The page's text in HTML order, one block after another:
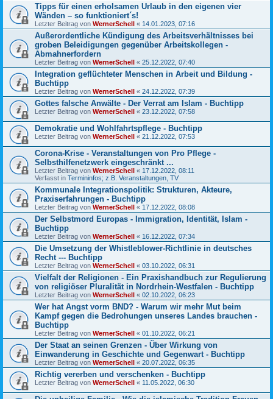
Tipps für einen erholsamen Urlaub in den eigenen vier
Wänden – so funktioniert´s!
Letzter Beitrag von WernerSchell « 14.01.2023, 07:16
Außerordentliche Kündigung des Arbeitsverhältnisses bei
groben Beleidigungen gegenüber Arbeitskollegen -
Abmahnerfordern
Letzter Beitrag von WernerSchell « 25.12.2022, 07:40
Integration geflüchteter Menschen in Arbeit und Bildung -
Buchtipp
Letzter Beitrag von WernerSchell « 24.12.2022, 07:39
Gottes falsche Anwälte - Der Verrat am Islam - Buchtipp
Letzter Beitrag von WernerSchell « 23.12.2022, 07:58
Demokratie und Wohlfahrtspflege - Buchtipp
Letzter Beitrag von WernerSchell « 21.12.2022, 07:53
Corona-Krise - Veranstaltungen von Pro Pflege -
Selbsthilfenetzwerk eingeschränkt ...
Letzter Beitrag von WernerSchell « 17.12.2022, 08:11
Verfasst in Termininfos; z.B. Veranstaltungen, TV
Kommunale Integrationspolitik: Strukturen, Akteure,
Praxiserfahrungen - Buchtipp
Letzter Beitrag von WernerSchell « 17.12.2022, 08:08
Der Selbstmord Europas - Immigration, Identität, Islam -
Buchtipp
Letzter Beitrag von WernerSchell « 16.12.2022, 07:34
Die Umsetzung der Whistleblower-Richtlinie in deutsches
Recht --- Buchtipp
Letzter Beitrag von WernerSchell « 03.10.2022, 06:31
Vielfalt der Religionen - Ein Praxishandbuch zur Regulierung
von religiöser Pluralität in Nordrhein-Westfalen - Buchtipp
Letzter Beitrag von WernerSchell « 02.10.2022, 06:23
Wer hat Angst vorm BND? - Warum wir mehr Mut beim
Kampf gegen die Bedrohungen unseres Landes brauchen -
Buchtipp
Letzter Beitrag von WernerSchell « 01.10.2022, 06:21
Der Staat an seinen Grenzen - Über Wirkung von
Einwanderung in Geschichte und Gegenwart - Buchtipp
Letzter Beitrag von WernerSchell « 20.07.2022, 06:35
Richtig vererben und verschenken - Buchtipp
Letzter Beitrag von WernerSchell « 11.05.2022, 06:30